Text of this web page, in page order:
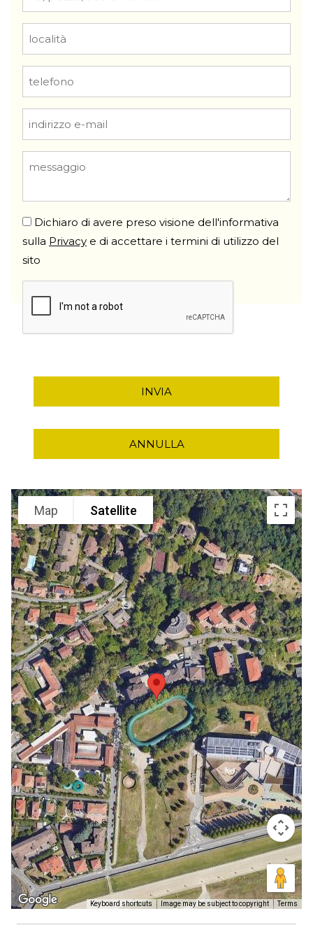
Dichiaro di avere preso visione dell'informativa
sulla Privacy e di accettare i termini di utilizzo del
sito
INVIA
ANNULLA
Map Satellite
Keyboard shortcuts Image may be subject to copyright Terms